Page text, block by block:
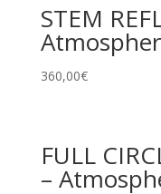
STEM
360,00€
FULL
–